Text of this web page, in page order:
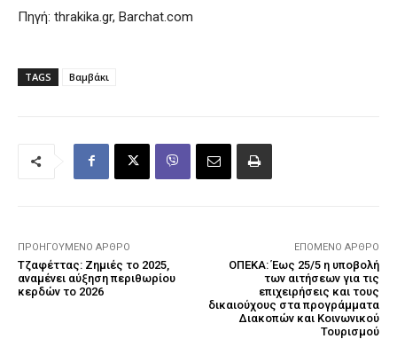
Πηγή: thrakika.gr, Barchat.com
TAGS Βαμβάκι
ΠΡΟΗΓΟΎΜΕΝΟ ΆΡΘΡΟ
Τζαφέττας: Ζημιές το 2025,
αναμένει αύξηση περιθωρίου
κερδών το 2026
ΕΠΌΜΕΝΟ ΆΡΘΡΟ
ΟΠΕΚΑ: Έως 25/5 η υποβολή
των αιτήσεων για τις
επιχειρήσεις και τους
δικαιούχους στα προγράμματα
Διακοπών και Κοινωνικού
Τουρισμού